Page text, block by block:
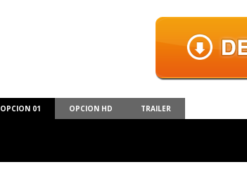
OPCION 01 OPCION HD TRAILER